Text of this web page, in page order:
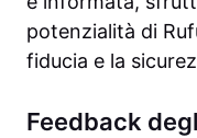
potenzialità di
fiducia e la
Feedback